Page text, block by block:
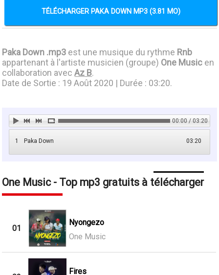
TÉLÉCHARGER PAKA DOWN MP3 (3.81 MO)
Paka Down .mp3 est une musique du rythme Rnb
appartenant à l'artiste musicien (groupe) One Music en
collaboration avecAz B.
Date de Sortie : 19 Août 2020 | Durée : 03:20.
00:00 / 03:20
1 03:20
Paka Down
One Music - Top mp3 gratuits à télécharger
01
Nyongezo
One Music
Fires